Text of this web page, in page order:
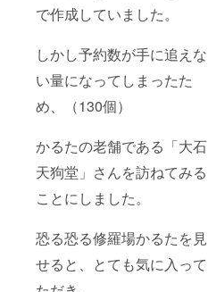
で作成していました。
しかし予約数が手に追えな
い量になってしまったた
め、（130個）
かるたの老舗である「大石
天狗堂」さんを訪ねてみる
ことにしました。
恐る恐る修羅場かるたを見
せると、とても気に入って